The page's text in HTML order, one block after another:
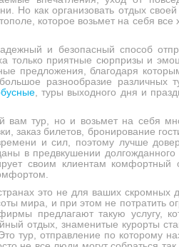
Но как организовать отдых
которое возьмет на себя все
и безопасный способ
только приятные сюрпризы и
предложения, благодаря
разнообразие различных
, туры выходного дня и
вам тур, но и возьмет на себя
заказ билетов, бронирование
и сил, поэтому лучше
в предвкушении долгожданного
своим клиентам комфортный
это не для ваших скромных
мира, и при этом не потратить
предлагают такую услугу,
отдых, знаменитые курорты
тур, отправление по которому